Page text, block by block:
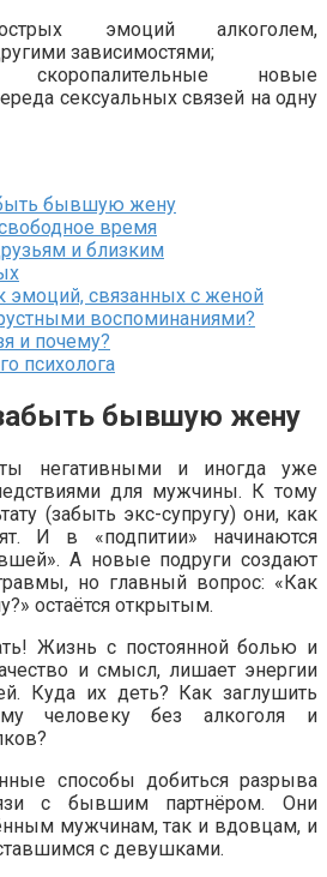
эмоций алкоголем,
зависимостями;
скоропалительные новые
сексуальных связей на одну
бывшую жену
время
и близким
эмоций, связанных с женой
воспоминаниями?
и почему?
психолога
бывшую жену
негативными и иногда уже
для мужчины. К тому
(забыть экс-супругу) они, как
И в «подпитии» начинаются
А новые подруги создают
но главный вопрос: «Как
остаётся открытым.
Жизнь с постоянной болью и
и смысл, лишает энергии
Куда их деть? Как заглушить
человеку без алкоголя и
способы добиться разрыва
с бывшим партнёром. Они
мужчинам, так и вдовцам, и
с девушками.